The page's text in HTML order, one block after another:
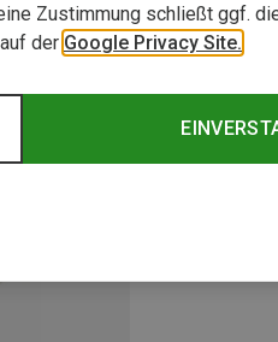
Zustimmung schließt ggf.
der Google Privacy Site.